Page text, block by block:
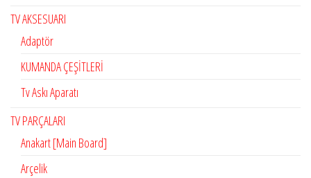
TV AKSESUARI
Adaptör
KUMANDA ÇEŞİTLERİ
Tv Askı Aparatı
TV PARÇALARI
Anakart [Main Board]
Arçelik